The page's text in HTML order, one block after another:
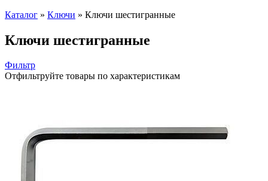
Каталог » Ключи » Ключи шестигранные
Ключи шестигранные
Фильтр
Отфильтруйте товары по характеристикам